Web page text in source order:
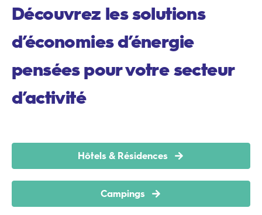
Découvrez les solutions
d’économies d’énergie
pensées pour votre secteur
d’activité
Hôtels & Résidences
Campings